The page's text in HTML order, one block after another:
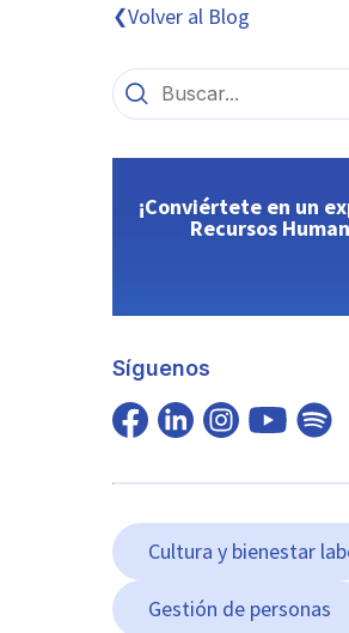
❮Volver al Blog
¡Conviértete en un
Recursos
Síguenos
Cultura y bienestar
Gestión de personas